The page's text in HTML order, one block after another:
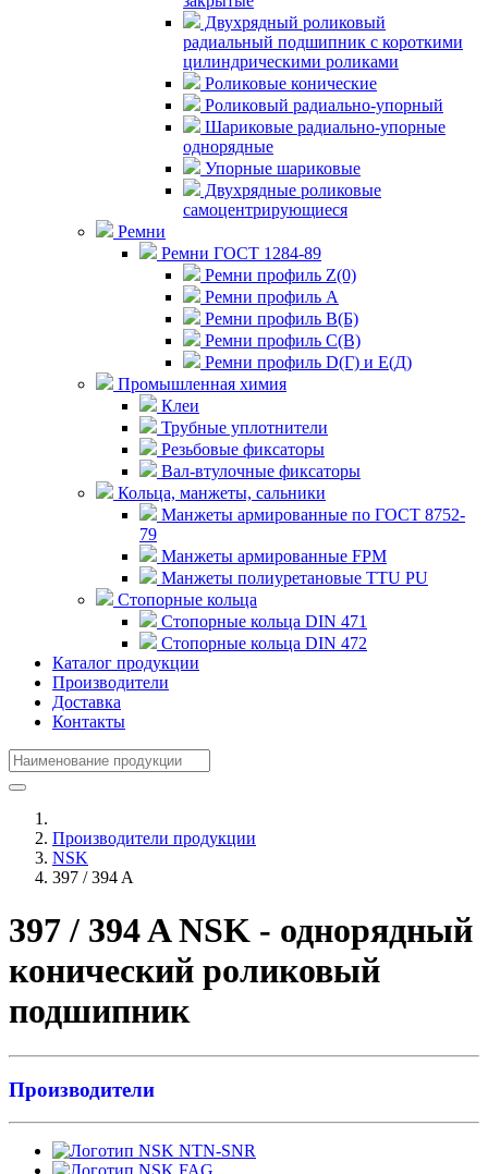
Двухрядный роликовый
радиальный подшипник с короткими
цилиндрическими роликами
Роликовые конические
Роликовый радиально-упорный
Шариковые радиально-упорные
однорядные
Упорные шариковые
Двухрядные роликовые
самоцентрирующиеся
Ремни
Ремни ГОСТ 1284-89
Ремни профиль Z(0)
Ремни профиль А
Ремни профиль В(Б)
Ремни профиль С(В)
Ремни профиль D(Г) и E(Д)
Промышленная химия
Клеи
Трубные уплотнители
Резьбовые фиксаторы
Вал-втулочные фиксаторы
Кольца, манжеты, сальники
Манжеты армированные по ГОСТ 8752-
79
Манжеты армированные FPM
Манжеты полиуретановые TTU PU
Стопорные кольца
Стопорные кольца DIN 471
Стопорные кольца DIN 472
Каталог продукции
Производители
Доставка
Контакты
Производители продукции
NSK
397 / 394 A
397 / 394 A NSK - однорядный
конический роликовый
подшипник
Производители
NTN-SNR